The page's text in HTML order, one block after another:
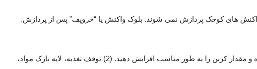
واکنش های کوچک پردازش نمی شوند. بلوک واکنش یا “خروپف” پس از پردازش.
5) تصفیه: (1) قبل از انتقال به پالایش، نسبت مواد تشکیل دهنده را تنظیم کرده و مقدار کربن را به طور مناسب افزایش دهید. (2) توقف تغذیه، لایه نازک مواد،